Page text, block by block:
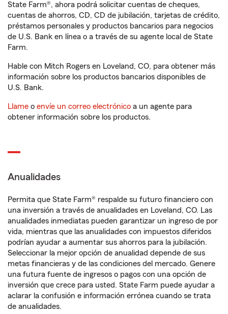
State Farm®, ahora podrá solicitar cuentas de cheques,
cuentas de ahorros, CD, CD de jubilación, tarjetas de crédito,
préstamos personales y productos bancarios para negocios
de U.S. Bank en línea o a través de su agente local de State
Farm.
Hable con Mitch Rogers en Loveland, CO, para obtener más
información sobre los productos bancarios disponibles de
U.S. Bank.
Llame o envíe un correo electrónico a un agente para
obtener información sobre los productos.
Anualidades
Permita que State Farm® respalde su futuro financiero con
una inversión a través de anualidades en Loveland, CO. Las
anualidades inmediatas pueden garantizar un ingreso de por
vida, mientras que las anualidades con impuestos diferidos
podrían ayudar a aumentar sus ahorros para la jubilación.
Seleccionar la mejor opción de anualidad depende de sus
metas financieras y de las condiciones del mercado. Genere
una futura fuente de ingresos o pagos con una opción de
inversión que crece para usted. State Farm puede ayudar a
aclarar la confusión e información errónea cuando se trata
de anualidades.